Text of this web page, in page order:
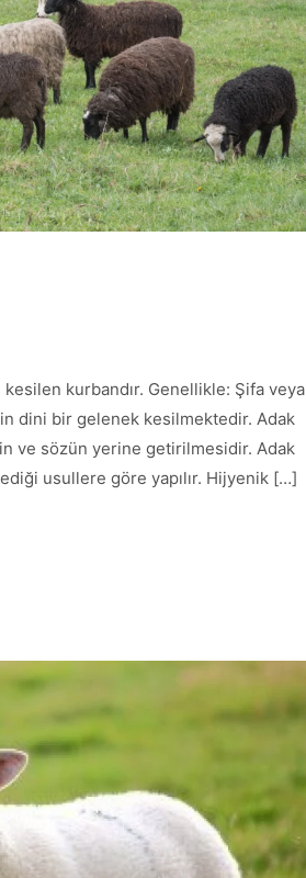
kurbandır. Genellikle: Şifa veya
dini bir gelenek kesilmektedir. Adak
ve sözün yerine getirilmesidir. Adak
usullere göre yapılır. Hijyenik […]